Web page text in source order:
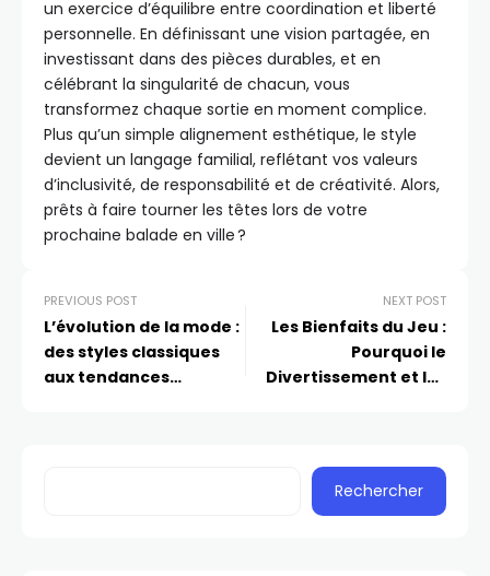
un exercice d’équilibre entre coordination et liberté
personnelle. En définissant une vision partagée, en
investissant dans des pièces durables, et en
célébrant la singularité de chacun, vous
transformez chaque sortie en moment complice.
Plus qu’un simple alignement esthétique, le style
devient un langage familial, reflétant vos valeurs
d’inclusivité, de responsabilité et de créativité. Alors,
prêts à faire tourner les têtes lors de votre
prochaine balade en ville ?
PREVIOUS POST
L’évolution de la mode :
des styles classiques
aux tendances
NEXT POST
Les Bienfaits du Jeu :
Pourquoi le
Divertissement et les
Rechercher